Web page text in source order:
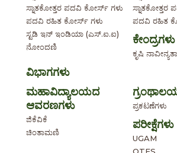
ಸ್ನಾತಕೋತ್ತರ ಪದವಿ ಕೋರ್ಸ್ ಗಳು
ಪದವಿ ರಹಿತ ಕೋರ್ಸ್ ಗಳು
ಸ್ಟಡಿ ಇನ್ ಇಂಡಿಯಾ (ಎಸ್.ಐ.ಐ)
ನೋಂದಣಿ
ಸ್ನಾತಕೋತ್ತರ
ಪದವಿ ರಹಿತ
ಕೇಂದ್ರಗಳು
ಕೃಷಿ
ವಿಭಾಗಗಳು
ಮಹಾವಿದ್ಯಾಲಯದ
ಆವರಣಗಳು
ಜಿಕೆವಿಕೆ
ಚಿಂತಾಮಣಿ
ಪ್ರಕಟಣೆಗಳು
ಪರೀಕ್ಷೆಗಳು
UGAM